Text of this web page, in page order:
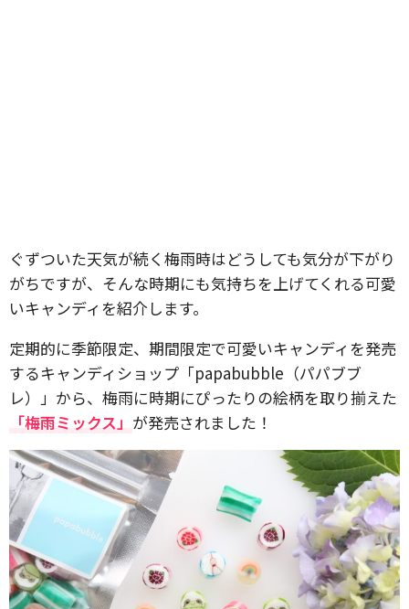
ぐずついた天気が続く梅雨時はどうしても気分が下がり
がちですが、そんな時期にも気持ちを上げてくれる可愛
いキャンディを紹介します。
定期的に季節限定、期間限定で可愛いキャンディを発売
するキャンディショップ「papabubble（パパブブ
レ）」から、梅雨に時期にぴったりの絵柄を取り揃えた
「梅雨ミックス」 が発売されました！